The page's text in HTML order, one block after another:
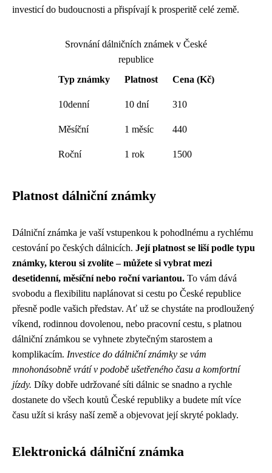
investicí do budoucnosti a přispívají k prosperitě celé země.
Srovnání dálničních známek v České
republice
Typ známky
Platnost Cena (Kč)
10denní 10 dní 310
Měsíční 1 měsíc 440
Roční 1 rok 1500
Platnost dálniční známky
Dálniční známka je vaší vstupenkou k pohodlnému a rychlému
cestování po českých dálnicích. Její platnost se liší podle typu
známky, kterou si zvolíte – můžete si vybrat mezi
desetidenní, měsíční nebo roční variantou. To vám dává
svobodu a flexibilitu naplánovat si cestu po České republice
přesně podle vašich představ. Ať už se chystáte na prodloužený
víkend, rodinnou dovolenou, nebo pracovní cestu, s platnou
dálniční známkou se vyhnete zbytečným starostem a
komplikacím. Investice do dálniční známky se vám
mnohonásobně vrátí v podobě ušetřeného času a komfortní
jízdy. Díky dobře udržované síti dálnic se snadno a rychle
dostanete do všech koutů České republiky a budete mít více
času užít si krásy naší země a objevovat její skryté poklady.
Elektronická dálniční známka